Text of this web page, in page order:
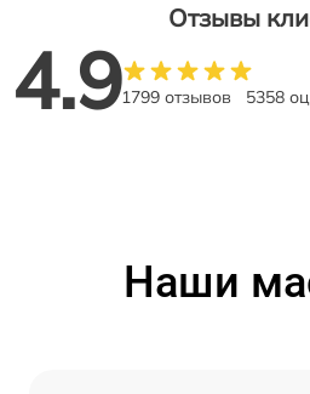
Отзывы
4.91799 отзывов 5358
Наши